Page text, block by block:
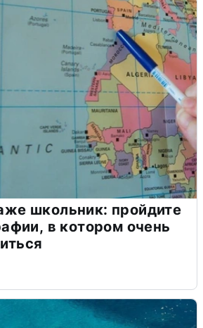
школьник: пройдите
в котором очень